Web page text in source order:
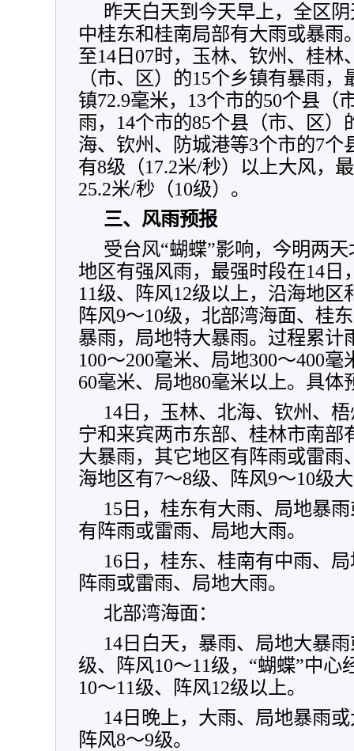
昨天白天到今天早上，全区
中桂东和桂南局部有大雨或暴雨
至14日07时，玉林、钦州、桂林
（市、区）的15个乡镇有暴雨
镇72.9毫米，13个市的50个县（
雨，14个市的85个县（市、区）
海、钦州、防城港等3个市的7个
有8级（17.2米/秒）以上大风，
25.2米/秒（10级）。
三、风雨预报
受台风“蝴蝶”影响，今明两
地区有强风雨，最强时段在14日
11级、阵风12级以上，沿海地区
阵风9～10级，北部湾海面、桂
暴雨，局地特大暴雨。过程累计
100～200毫米、局地300～400
60毫米、局地80毫米以上。具体
14日，玉林、北海、钦州、
宁和来宾两市东部、桂林市南部
大暴雨，其它地区有阵雨或雷雨
海地区有7～8级、阵风9～10级
15日，桂东有大雨、局地暴
有阵雨或雷雨、局地大雨。
16日，桂东、桂南有中雨、
阵雨或雷雨、局地大雨。
北部湾海面：
14日白天，暴雨、局地大暴
级、阵风10～11级，“蝴蝶”中
10～11级、阵风12级以上。
14日晚上，大雨、局地暴雨
阵风8～9级。